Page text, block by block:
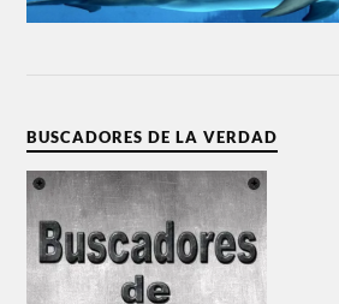
BUSCADORES DE LA VERDAD